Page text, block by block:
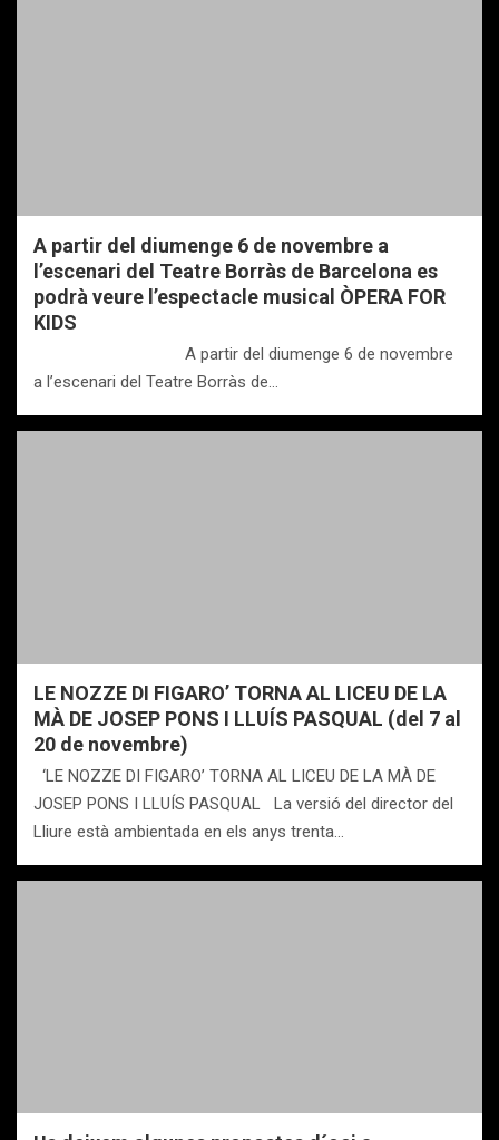
A partir del diumenge 6 de novembre a
l’escenari del Teatre Borràs de Barcelona es
podrà veure l’espectacle musical ÒPERA FOR
KIDS
A partir del diumenge 6 de novembre
a l’escenari del Teatre Borràs de…
LE NOZZE DI FIGARO’ TORNA AL LICEU DE LA
MÀ DE JOSEP PONS I LLUÍS PASQUAL (del 7 al
20 de novembre)
‘LE NOZZE DI FIGARO’ TORNA AL LICEU DE LA MÀ DE
JOSEP PONS I LLUÍS PASQUAL La versió del director del
Lliure està ambientada en els anys trenta…